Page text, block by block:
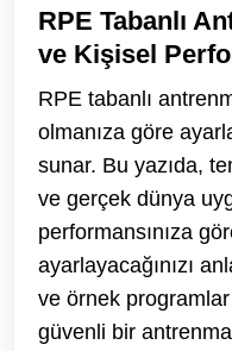
RPE Tabanlı
ve Kişisel
RPE tabanlı
olmanıza göre
sunar. Bu yazıda,
ve gerçek dünya
performansınıza
ayarlayacağınızı
ve örnek
güvenli bir